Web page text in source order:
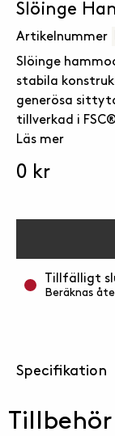
Slöinge
Artikelnummer
Slöinge
stabila
generösa
tillverkad i
Hammocktak
Läs mer
0 kr
Tillfälligt
Beräknas
Specifikation
Tillbehör